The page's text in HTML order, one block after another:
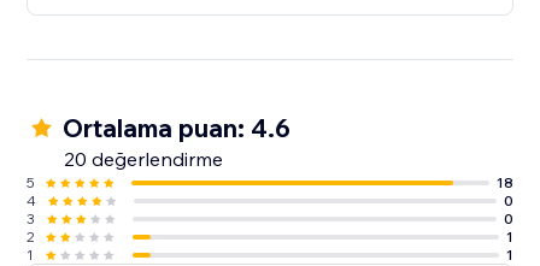
Ortalama puan: 4.6
20 değerlendirme
5
18
4
0
3
0
2
1
1
1